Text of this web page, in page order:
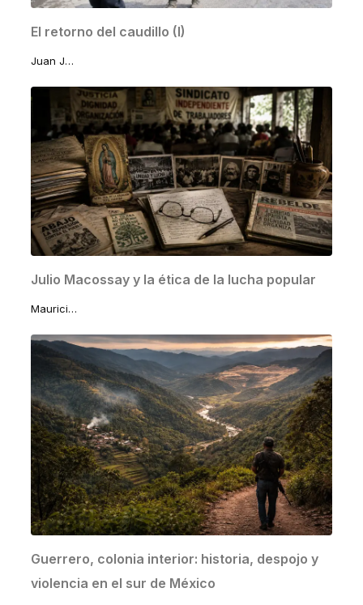
El retorno del caudillo (I)
Juan José Lomelí Sánchez
Julio Macossay y la ética de la lucha popular
Mauricio Macossay Vallado
Guerrero, colonia interior: historia, despojo y
violencia en el sur de México